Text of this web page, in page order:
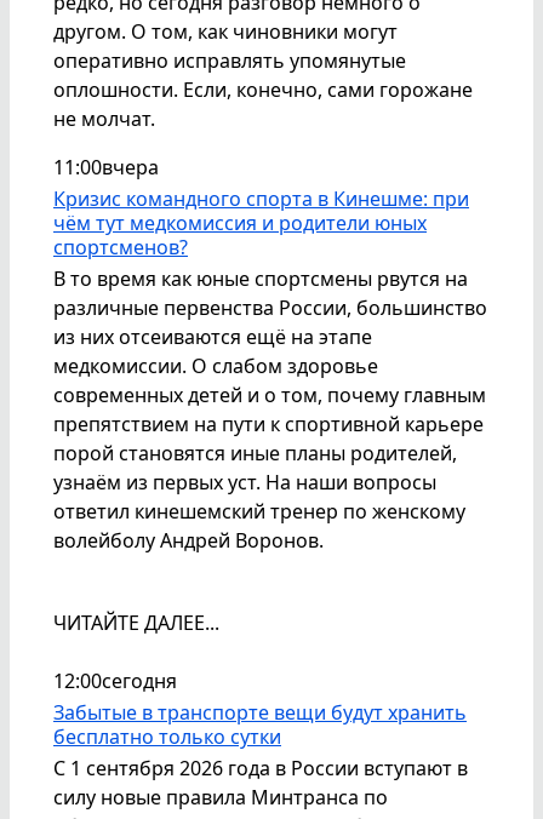
другом. О том, как чиновники могут
оперативно исправлять упомянутые
оплошности. Если, конечно, сами горожане
не молчат.
11:00вчера
Кризис командного спорта в Кинешме: при
чём тут медкомиссия и родители юных
спортсменов?
В то время как юные спортсмены рвутся на
различные первенства России, большинство
из них отсеиваются ещё на этапе
медкомиссии. О слабом здоровье
современных детей и о том, почему главным
препятствием на пути к спортивной карьере
порой становятся иные планы родителей,
узнаём из первых уст. На наши вопросы
ответил кинешемский тренер по женскому
волейболу Андрей Воронов.
ЧИТАЙТЕ ДАЛЕЕ...
12:00сегодня
Забытые в транспорте вещи будут хранить
бесплатно только сутки
С 1 сентября 2026 года в России вступают в
силу новые правила Минтранса по